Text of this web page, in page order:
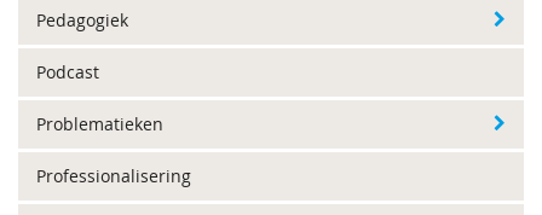
Pedagogiek
Podcast
Problematieken
Professionalisering